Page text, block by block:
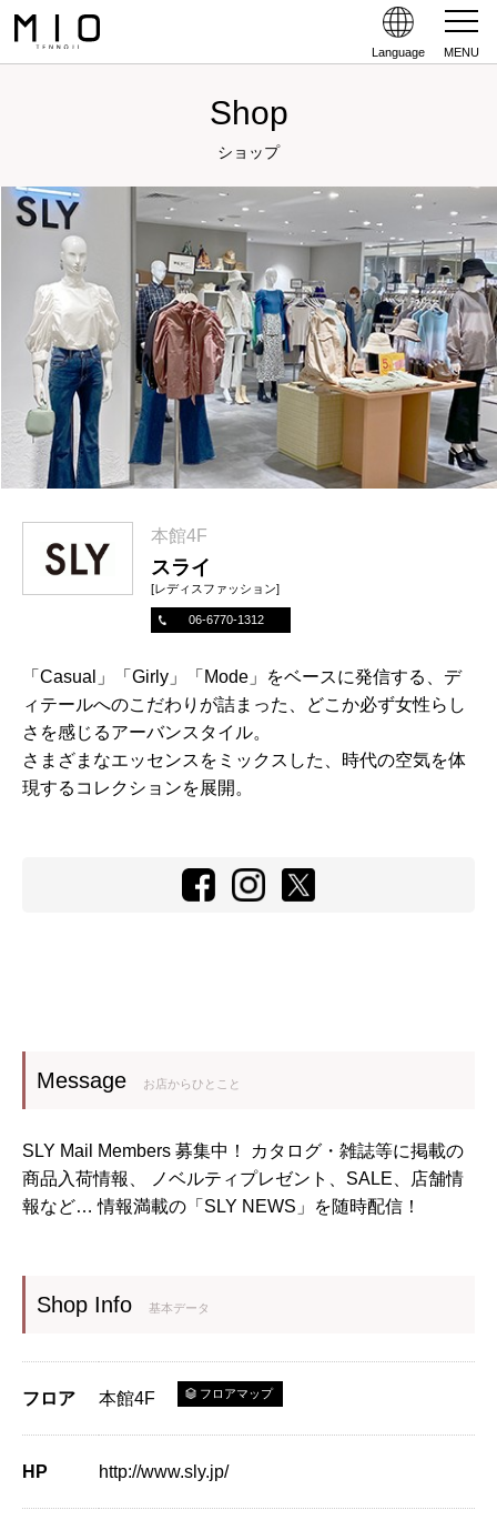
Language MENU
Shop
ショップ
本館4F
スライ
[レディスファッション]
06-6770-1312
「Casual」「Girly」「Mode」をベースに発信する、デ
ィテールへのこだわりが詰まった、どこか必ず女性らし
さを感じるアーバンスタイル。
さまざまなエッセンスをミックスした、時代の空気を体
現するコレクションを展開。
Message お店からひとこと
SLY Mail Members 募集中！ カタログ・雑誌等に掲載の
商品入荷情報、 ノベルティプレゼント、SALE、店舗情
報など… 情報満載の「SLY NEWS」を随時配信！
Shop Info 基本データ
フロア 本館4F フロアマップ
HP http://www.sly.jp/